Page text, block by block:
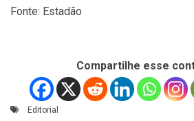
Fonte: Estadão
Compartilhe esse
Editorial